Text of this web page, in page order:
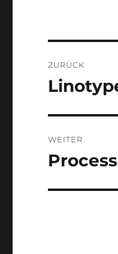
ZURÜCK
Vorheriger
WEITER
Nächster